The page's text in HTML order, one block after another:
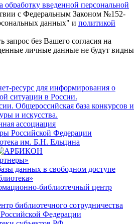
обработку введенной персональной
с Федеральным Законом №152-
данных" и политикой
без Вашего согласия на
личные данные не будут видны